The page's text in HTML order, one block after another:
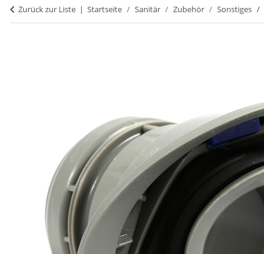
Zurück zur Liste Startseite Sanitär Zubehör Sonstiges